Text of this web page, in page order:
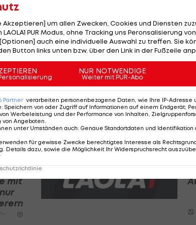
angebotenen Fanbusse.
im Cupfinale 2017 gegen Salzburg
der Hütteldorfer.
ÖFB-
mit
Akzeptieren] um allen Zwecken, Cookies und Diensten
PUR Modus, ohne Tracking uns Peronsalisierung
auch eine individuelle Auswahl zu treffen. Sie
Button links unten bzw. über den Link in der Fußzeile
NUR NOTWENDIGE
Weiter mit PUR-Abo
Partner verarbeiten personenbezogene Daten, wie Ihre IP-Adresse
: Speichern von oder Zugriff auf Informationen auf einem Endgerät;
Werbeleistung und der Performance von Inhalten,
von Angeboten
unter Umständen auch: Genaue Standortdaten und Identifikation
für gewisse Zwecke berechtigtes Interesse als
Details dazu, sowie die Möglichkeit Ihr Widerspruchsrecht